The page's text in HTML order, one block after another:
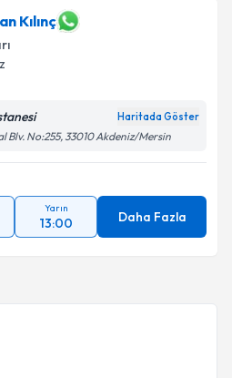
Kılınç
Haritada Göster
Blv. No:255, 33010 Akdeniz/Mersin
Yarın
13:00 Daha Fazla